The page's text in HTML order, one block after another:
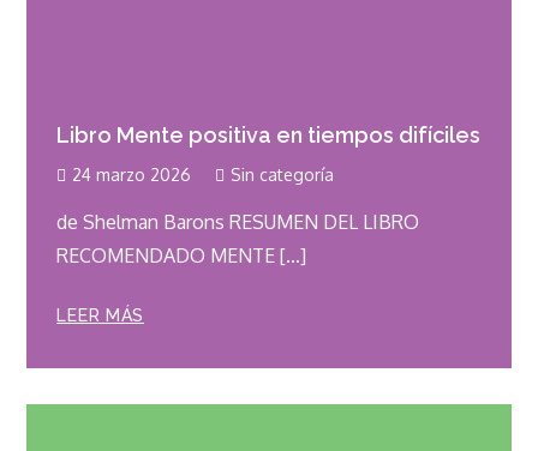
Libro Mente positiva en tiempos difíciles
24 marzo 2026 Sin categoría
de Shelman Barons RESUMEN DEL LIBRO
RECOMENDADO MENTE […]
LEER MÁS